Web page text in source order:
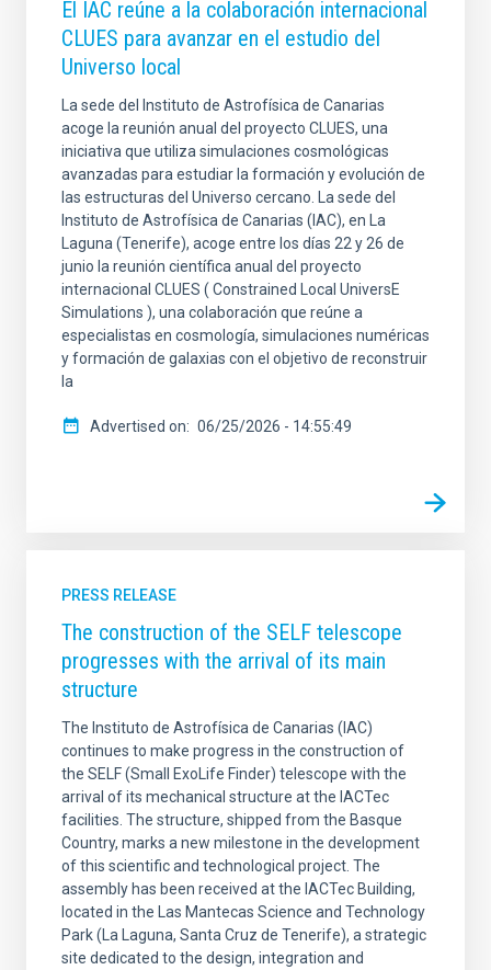
El IAC reúne a la colaboración internacional
CLUES para avanzar en el estudio del
Universo local
La sede del Instituto de Astrofísica de Canarias
acoge la reunión anual del proyecto CLUES, una
iniciativa que utiliza simulaciones cosmológicas
avanzadas para estudiar la formación y evolución de
las estructuras del Universo cercano. La sede del
Instituto de Astrofísica de Canarias (IAC), en La
Laguna (Tenerife), acoge entre los días 22 y 26 de
junio la reunión científica anual del proyecto
internacional CLUES ( Constrained Local UniversE
Simulations ), una colaboración que reúne a
especialistas en cosmología, simulaciones numéricas
y formación de galaxias con el objetivo de reconstruir
la
Advertised on 06/25/2026 - 14:55:49
PRESS RELEASE
The construction of the SELF telescope
progresses with the arrival of its main
structure
The Instituto de Astrofísica de Canarias (IAC)
continues to make progress in the construction of
the SELF (Small ExoLife Finder) telescope with the
arrival of its mechanical structure at the IACTec
facilities. The structure, shipped from the Basque
Country, marks a new milestone in the development
of this scientific and technological project. The
assembly has been received at the IACTec Building,
located in the Las Mantecas Science and Technology
Park (La Laguna, Santa Cruz de Tenerife), a strategic
site dedicated to the design, integration and